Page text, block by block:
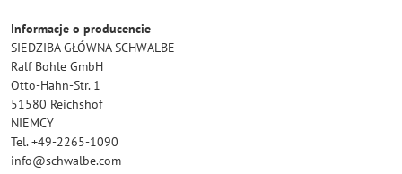
Informacje o producencie
SIEDZIBA GŁÓWNA SCHWALBE
Ralf Bohle GmbH
Otto-Hahn-Str. 1
51580 Reichshof
NIEMCY
Tel. +49-2265-1090
info@schwalbe.com